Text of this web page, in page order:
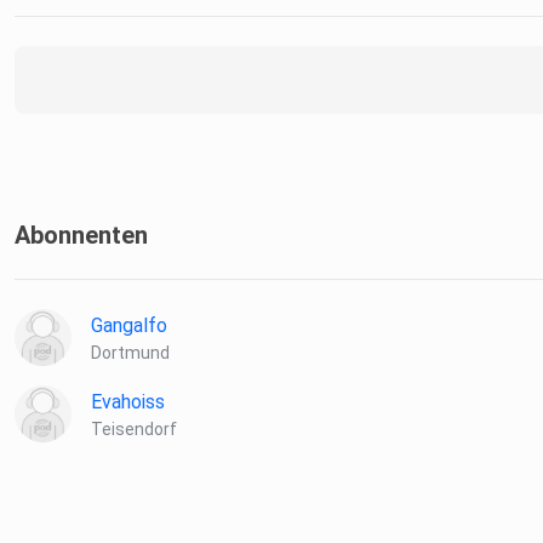
Abonnenten
Gangalfo
Dortmund
Evahoiss
Teisendorf